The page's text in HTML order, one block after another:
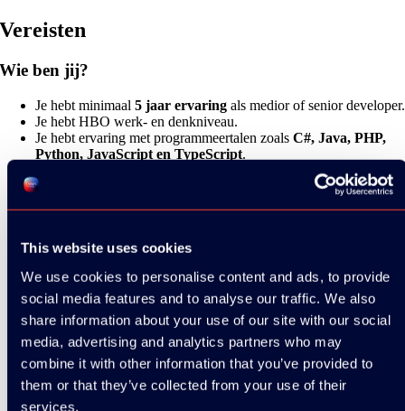
This website uses cookies
We use cookies to personalise content and ads, to provide
social media features and to analyse our traffic. We also
share information about your use of our site with our social
media, advertising and analytics partners who may
combine it with other information that you’ve provided to
them or that they’ve collected from your use of their
services.
Vereisten
Wie ben jij?
Je hebt minimaal5 jaar ervaring als medior of senior developer.
Je hebt HBO werk- en denkniveau.
Je hebt ervaring met programmeertalen zoalsC#, Java, PHP,
Python, JavaScript en TypeScript.
softwarearchitectuur en design
patterns
en NoSQL).
Je hebt ervaring met
testing & security
(unit testing,
integratietests, OWASP Top 10).
Je hebt kennis vanCI/CD, task scheduling, logging,
monitoring, caching en DevOps-processen.
Je hebt sterke analytische vaardigheden om complexe problemen
op te lossen.
Je bent een technische gesprekspartner voor klanten en